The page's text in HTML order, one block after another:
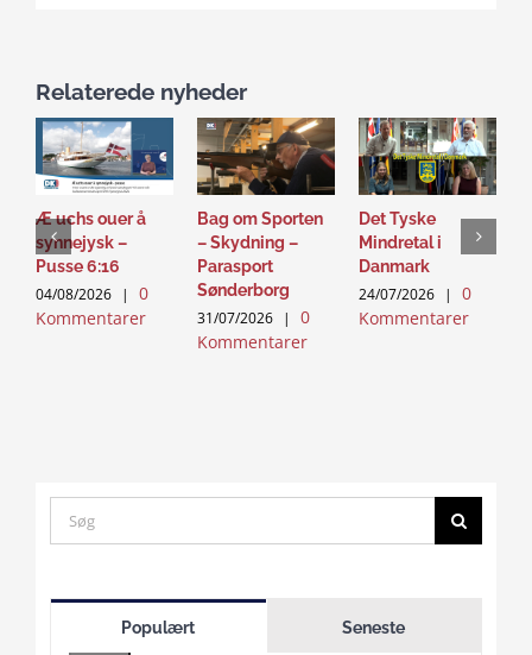
Relaterede nyheder
Æ uchs ouer å
synnejysk –
Pusse 6:16
04/08/2026 |
0
Kommentarer
Bag om Sporten
– Skydning –
Parasport
Sønderborg
31/07/2026 |
0
Kommentarer
Det Tyske
Mindretal i
Danmark
24/07/2026 |
0
Kommentarer
Search
for:
Populært Seneste
accept